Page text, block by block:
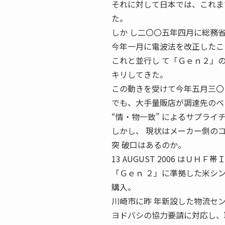
それに対して日本では、これ
た。
しか し二〇〇五年四月に総務
今年一月に電波法を改正した
これと並行し て「Ｇｅｎ２」
キリしてきた。
この動きを受けて今年五月三
でも、大手量販店が調達先の
“情・物一致” によるサプライ
しかし、 現状はメーカー側の
突 破口はあるのか。
13 AUGUST 2006 はＵＨＦ帯
「Ｇｅｎ ２」に準拠した米
購入。
川崎市に昨 年新設した物流セ
ヨドバシの協力要請に対応し